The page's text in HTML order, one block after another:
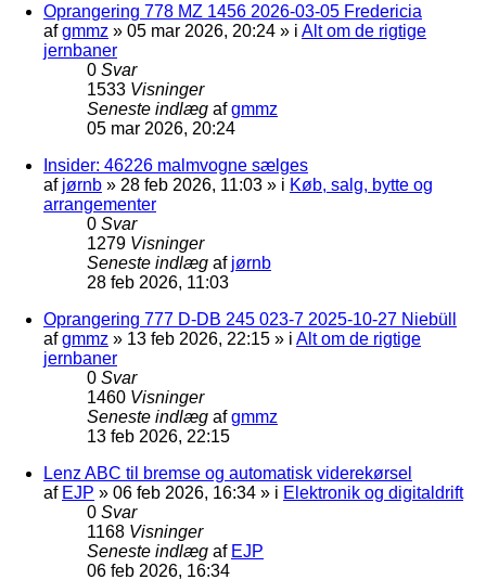
Oprangering 778 MZ 1456 2026-03-05 Fredericia
afgmmz » 05 mar 2026, 20:24 » i Alt om de rigtige
jernbaner
0 Svar
1533 Visninger
Seneste indlæg afgmmz
05 mar 2026, 20:24
Insider: 46226 malmvogne sælges
af jørnb » 28 feb 2026, 11:03 » i Køb, salg, bytte og
arrangementer
0 Svar
1279 Visninger
Seneste indlæg af jørnb
28 feb 2026, 11:03
Oprangering 777 D-DB 245 023-7 2025-10-27 Niebüll
afgmmz » 13 feb 2026, 22:15 » i Alt om de rigtige
jernbaner
0 Svar
1460 Visninger
Seneste indlæg afgmmz
13 feb 2026, 22:15
Lenz ABC til bremse og automatisk viderekørsel
af EJP » 06 feb 2026, 16:34 » i Elektronik og digitaldrift
0 Svar
1168 Visninger
Seneste indlæg af EJP
06 feb 2026, 16:34